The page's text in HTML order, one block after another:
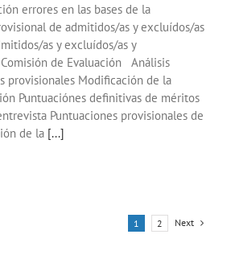
errores en las bases de la
de admitidos/as y excluídos/as
as y excluídos/as y
de Evaluación Análisis
provisionales Modificación de la
Puntuaciónes definitivas de méritos
Puntuaciones provisionales de
de la [...]
1 2 Next